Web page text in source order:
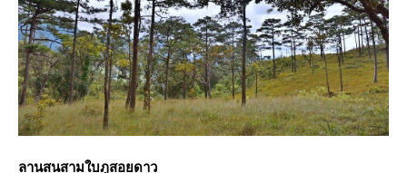
ลานสนสามใบภูสอยดาว